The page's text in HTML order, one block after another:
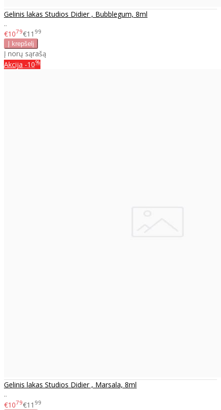
Gelinis lakas Studios Didier , Bubblegum, 8ml
..
€1079€11 99
Į norų sąrašą
Akcija -10%
Gelinis lakas Studios Didier , Marsala, 8ml
..
€1079€11 99